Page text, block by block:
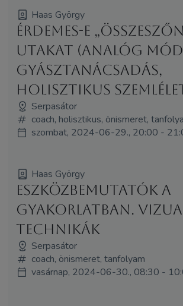
Haas György
Érdemes-e
utakat (analóg
gyásztanácsadás,
holisztikus
Serpasátor
coach, holisztikus, önismeret,
szombat, 2024-06-29., 20:00 -
Haas György
Eszközbemutatók a
gyakorlatban.
technikák
Serpasátor
coach, önismeret, tanfolyam
vasárnap, 2024-06-30., 08:30 -